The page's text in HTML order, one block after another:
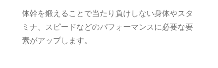
体幹を鍛えることで当たり負けしない身体やスタ
ミナ、スピードなどのパフォーマンスに必要な要
素がアップします。